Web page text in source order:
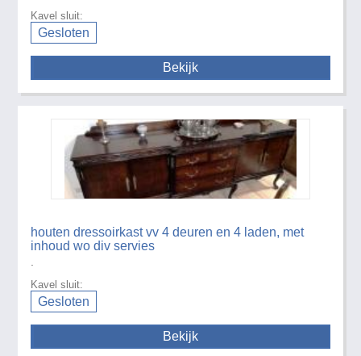
Kavel sluit:
Gesloten
Bekijk
houten dressoirkast vv 4 deuren en 4 laden, met
inhoud wo div servies
Kavel sluit:
Gesloten
Bekijk